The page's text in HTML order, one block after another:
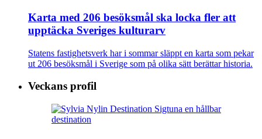
Karta med 206 besöksmål ska locka fler att
upptäcka Sveriges kulturarv
Statens fastighetsverk har i sommar släppt en karta som pekar
ut 206 besöksmål i Sverige som på olika sätt berättar historia.
Veckans profil